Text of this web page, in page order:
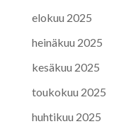
elokuu 2025
heinäkuu 2025
kesäkuu 2025
toukokuu 2025
huhtikuu 2025